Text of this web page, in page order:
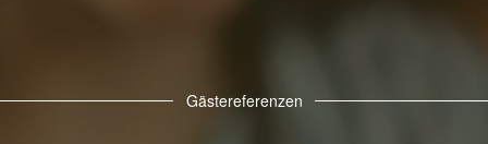
Gästereferenzen